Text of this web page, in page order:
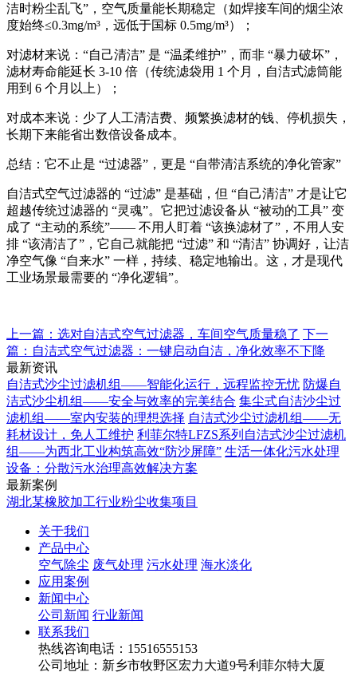
洁时粉尘乱飞”，空气质量能长期稳定（如焊接车间的烟尘浓
度始终≤0.3mg/m³，远低于国标 0.5mg/m³）；
对滤材来说：“自己清洁” 是 “温柔维护”，而非 “暴力破坏”，
滤材寿命能延长 3-10 倍（传统滤袋用 1 个月，自洁式滤筒能
用到 6 个月以上）；
对成本来说：少了人工清洁费、频繁换滤材的钱、停机损失，
长期下来能省出数倍设备成本。
总结：它不止是 “过滤器”，更是 “自带清洁系统的净化管家”
自洁式空气过滤器的 “过滤” 是基础，但 “自己清洁” 才是让它
超越传统过滤器的 “灵魂”。它把过滤设备从 “被动的工具” 变
成了 “主动的系统”—— 不用人盯着 “该换滤材了”，不用人安
排 “该清洁了”，它自己就能把 “过滤” 和 “清洁” 协调好，让洁
净空气像 “自来水” 一样，持续、稳定地输出。这，才是现代
工业场景最需要的 “净化逻辑”。
上一篇：选对自洁式空气过滤器，车间空气质量稳了 下一
篇：自洁式空气过滤器：一键启动自洁，净化效率不下降
最新资讯
自洁式沙尘过滤机组——智能化运行，远程监控无忧 防爆自
洁式沙尘机组——安全与效率的完美结合 集尘式自洁沙尘过
滤机组——室内安装的理想选择 自洁式沙尘过滤机组——无
耗材设计，免人工维护 利菲尔特LFZS系列自洁式沙尘过滤机
组——为西北工业构筑高效“防沙屏障” 生活一体化污水处理
设备：分散污水治理高效解决方案
最新案例
湖北某橡胶加工行业粉尘收集项目
关于我们
产品中心
空气除尘 废气处理 污水处理 海水淡化
应用案例
新闻中心
公司新闻 行业新闻
联系我们
热线咨询电话： 15516555153
公司地址：新乡市牧野区宏力大道9号利菲尔特大厦